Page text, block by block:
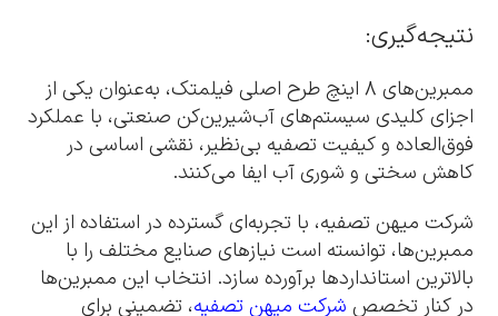
نتیجه‌گیری:
ممبرین‌های 8 اینچ طرح اصلی فیلمتک، به‌عنوان یکی از
اجزای کلیدی سیستم‌های آب‌شیرین‌کن صنعتی، با عملکرد
فوق‌العاده و کیفیت تصفیه بی‌نظیر، نقشی اساسی در
کاهش سختی و شوری آب ایفا می‌کنند.
شرکت میهن تصفیه، با تجربه‌ای گسترده در استفاده از این
ممبرین‌ها، توانسته است نیازهای صنایع مختلف را با
بالاترین استانداردها برآورده سازد. انتخاب این ممبرین‌ها
در کنار تخصص شرکت میهن تصفیه، تضمینی برای